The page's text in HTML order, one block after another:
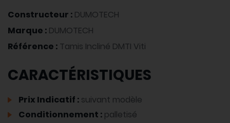
Constructeur : DUMOTECH
Marque : DUMOTECH
Référence : Tamis Incliné DMTI Viti
CARACTÉRISTIQUES
Prix Indicatif : suivant modèle
Conditionnement : palletisé